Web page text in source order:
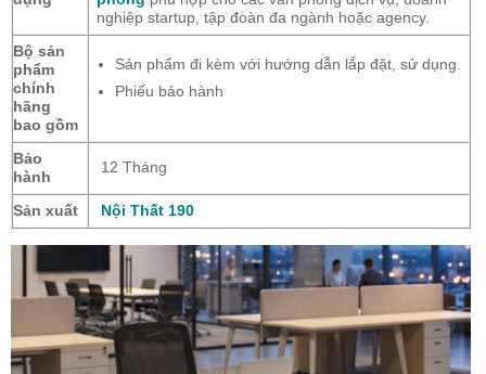
nghiệp startup, tập đoàn đa ngành hoặc agency.
Bộ sản
phẩm
chính
hãng
bao gồm
Sản phẩm đi kèm với hướng dẫn lắp đặt, sử dụng.
Phiếu bảo hành
Bảo
hành
12 Tháng
Sản xuất Nội Thất 190